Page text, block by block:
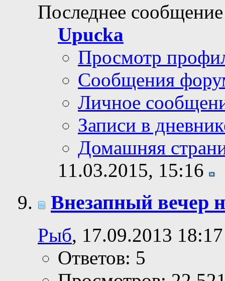
Последнее
Upucka
Просмотр
Сообщения
Личное
Записи в
Домашняя
11.03.2015, 15:16
Внезапный вечер
Рыб, 17.09.2013 18:17
Ответов: 5